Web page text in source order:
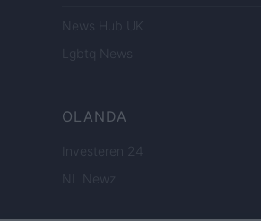
News Hub UK
Lgbtq News
OLANDA
Investeren 24
NL Newz